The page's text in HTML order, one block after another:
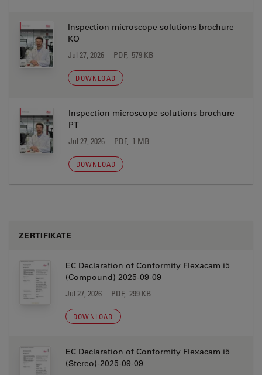
Inspection microscope solutions brochure
KO
Jul 27, 2026 PDF, 579 KB
DOWNLOAD
Inspection microscope solutions brochure
PT
Jul 27, 2026 PDF, 1 MB
DOWNLOAD
ZERTIFIKATE
EC Declaration of Conformity Flexacam i5
(Compound) 2025-09-09
Jul 27, 2026 PDF, 299 KB
DOWNLOAD
EC Declaration of Conformity Flexacam i5
(Stereo)-2025-09-09